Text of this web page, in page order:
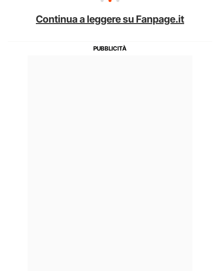
Continua a leggere su Fanpage.it